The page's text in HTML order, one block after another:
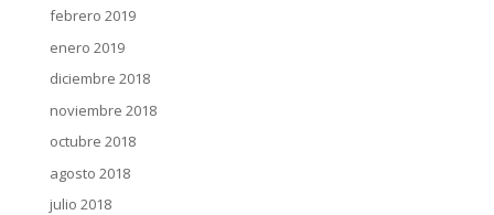
febrero 2019
enero 2019
diciembre 2018
noviembre 2018
octubre 2018
agosto 2018
julio 2018